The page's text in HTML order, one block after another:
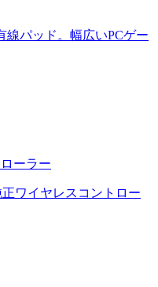
線パッド。幅広いPCゲー
ーラー
ワイヤレスコントロー